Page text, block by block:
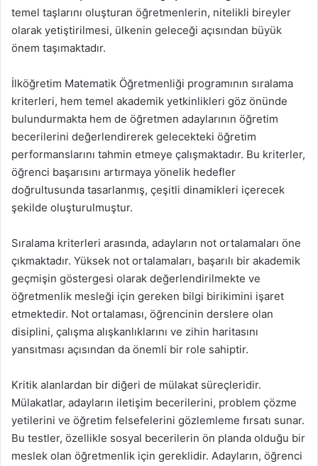
temel taşlarını oluşturan öğretmenlerin, nitelikli bireyler
olarak yetiştirilmesi, ülkenin geleceği açısından büyük
önem taşımaktadır.
İlköğretim Matematik Öğretmenliği programının sıralama
kriterleri, hem temel akademik yetkinlikleri göz önünde
bulundurmakta hem de öğretmen adaylarının öğretim
becerilerini değerlendirerek gelecekteki öğretim
performanslarını tahmin etmeye çalışmaktadır. Bu kriterler,
öğrenci başarısını artırmaya yönelik hedefler
doğrultusunda tasarlanmış, çeşitli dinamikleri içerecek
şekilde oluşturulmuştur.
Sıralama kriterleri arasında, adayların not ortalamaları öne
çıkmaktadır. Yüksek not ortalamaları, başarılı bir akademik
geçmişin göstergesi olarak değerlendirilmekte ve
öğretmenlik mesleği için gereken bilgi birikimini işaret
etmektedir. Not ortalaması, öğrencinin derslere olan
disiplini, çalışma alışkanlıklarını ve zihin haritasını
yansıtması açısından da önemli bir role sahiptir.
Kritik alanlardan bir diğeri de mülakat süreçleridir.
Mülakatlar, adayların iletişim becerilerini, problem çözme
yetilerini ve öğretim felsefelerini gözlemleme fırsatı sunar.
Bu testler, özellikle sosyal becerilerin ön planda olduğu bir
meslek olan öğretmenlik için gereklidir. Adayların, öğrenci